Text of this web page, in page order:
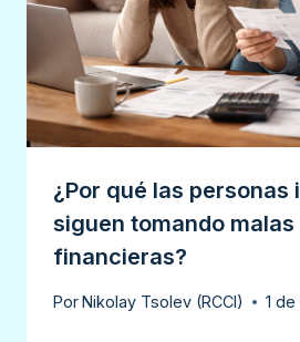
¿Por qué las personas
siguen tomando
financieras?
PorNikolay Tsolev (RCCI) 1